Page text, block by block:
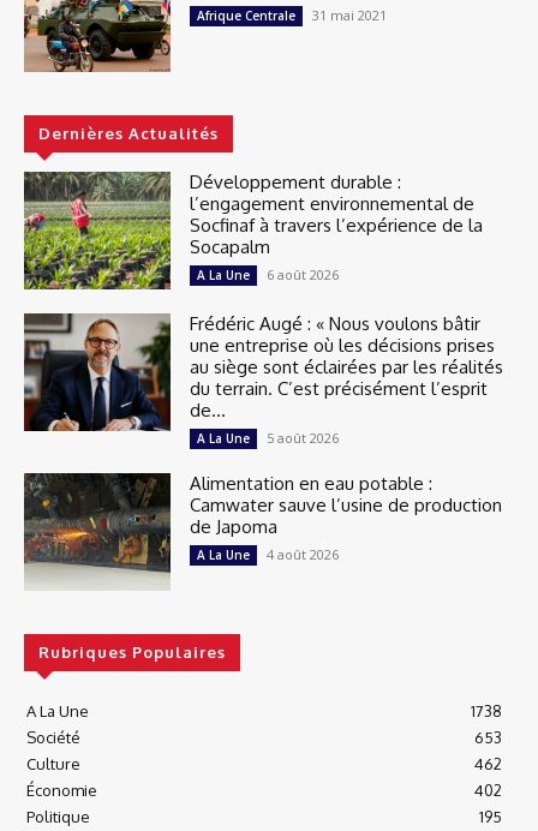
Afrique Centrale 31 mai 2021
Dernières Actualités
Développement durable :
l’engagement environnemental de
Socfinaf à travers l’expérience de la
Socapalm
A La Une 6 août 2026
Frédéric Augé : « Nous voulons bâtir
une entreprise où les décisions prises
au siège sont éclairées par les réalités
du terrain. C’est précisément l’esprit
de...
A La Une 5 août 2026
Alimentation en eau potable :
Camwater sauve l’usine de production
de Japoma
A La Une 4 août 2026
Rubriques Populaires
A La Une
1738
Société
653
Culture
462
Économie
402
Politique
195